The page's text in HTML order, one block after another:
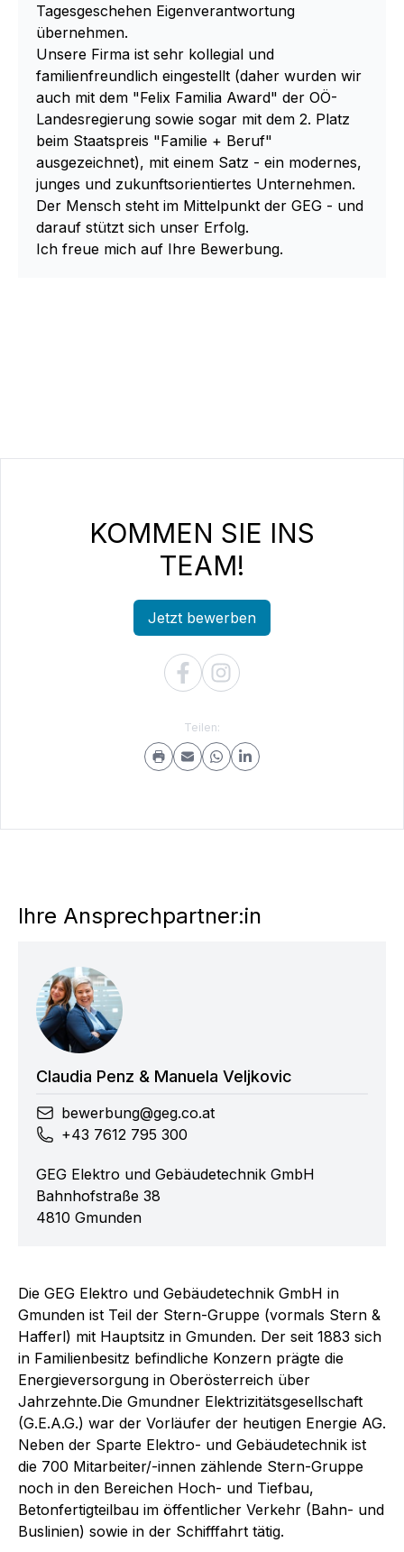
Tagesgeschehen Eigenverantwortung
übernehmen.
Unsere Firma ist sehr kollegial und
familienfreundlich eingestellt (daher wurden wir
auch mit dem "Felix Familia Award" der OÖ-
Landesregierung sowie sogar mit dem 2. Platz
beim Staatspreis "Familie + Beruf"
ausgezeichnet), mit einem Satz - ein modernes,
junges und zukunftsorientiertes Unternehmen.
Der Mensch steht im Mittelpunkt der GEG - und
darauf stützt sich unser Erfolg.
Ich freue mich auf Ihre Bewerbung.
KOMMEN SIE INS
TEAM!
Jetzt bewerben
Teilen:
Ihre Ansprechpartner:in
Claudia Penz & Manuela Veljkovic
bewerbung@geg.co.at
+43 7612 795 300
GEG Elektro und Gebäudetechnik GmbH
Bahnhofstraße 38
4810 Gmunden
Die GEG Elektro und Gebäudetechnik GmbH in
Gmunden ist Teil der Stern-Gruppe (vormals Stern &
Hafferl) mit Hauptsitz in Gmunden. Der seit 1883 sich
in Familienbesitz befindliche Konzern prägte die
Energieversorgung in Oberösterreich über
Jahrzehnte.Die Gmundner Elektrizitätsgesellschaft
(G.E.A.G.) war der Vorläufer der heutigen Energie AG.
Neben der Sparte Elektro- und Gebäudetechnik ist
die 700 Mitarbeiter/-innen zählende Stern-Gruppe
noch in den Bereichen Hoch- und Tiefbau,
Betonfertigteilbau im öffentlicher Verkehr (Bahn- und
Buslinien) sowie in der Schifffahrt tätig.